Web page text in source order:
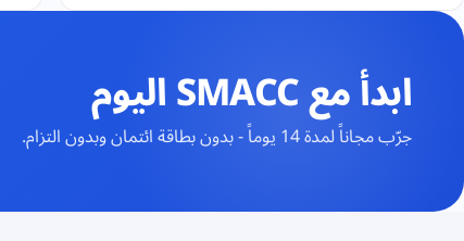
ابدأ مع SMACC اليوم
جرّب مجاناً لمدة 14 يوماً - بدون بطاقة ائتمان وبدون التزام.